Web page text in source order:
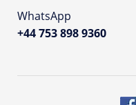
WhatsApp
+44 753 898 9360